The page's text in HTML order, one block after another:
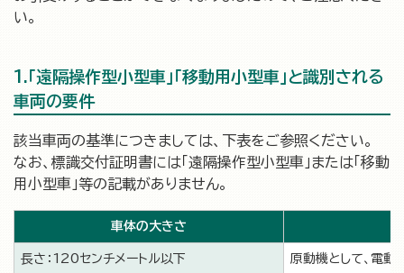
い。
1.「遠隔操作型小型車」「移動用小型車」と識別される
車両の要件
該当車両の基準につきましては、下表をご参照ください。
なお、標識交付証明書には「遠隔操作型小型車」または「移動
用小型車」等の記載がありません。
車体の大きさ
長さ：120センチメートル以下 原動機として、電動